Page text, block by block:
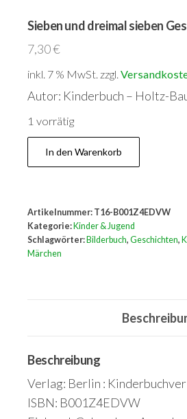
Sieben und dreimal sieben
7,30€
inkl. 7 % MwSt. zzgl.
Autor: Kinderbuch – Holtz-
1 vorrätig
Sieben
und
Geschichten
Menge
In den Warenkorb
Artikelnummer: T16-B001Z4EDVW
Kategorie: Kinder & Jugend
Schlagwörter: Bilderbuch, Geschichten,
Märchen
Beschreibung
Verlag: Berlin :
ISBN: B001Z4EDVW